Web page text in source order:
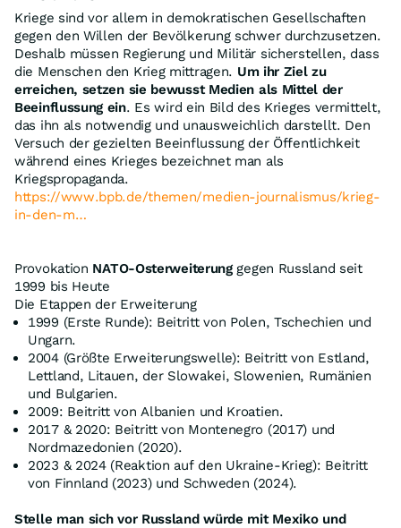
Kriege sind vor allem in demokratischen Gesellschaften
gegen den Willen der Bevölkerung schwer durchzusetzen.
Deshalb müssen Regierung und Militär sicherstellen, dass
die Menschen den Krieg mittragen. Um ihr Ziel zu
erreichen, setzen sie bewusst Medien als Mittel der
Beeinflussung ein. Es wird ein Bild des Krieges vermittelt,
das ihn als notwendig und unausweichlich darstellt. Den
Versuch der gezielten Beeinflussung der Öffentlichkeit
während eines Krieges bezeichnet man als
Kriegspropaganda.
https://www.bpb.de/themen/medien-journalismus/krieg-
in-den-m…
Provokation NATO-Osterweiterunggegen Russland seit
1999 bis Heute
Die Etappen der Erweiterung
1999 (Erste Runde): Beitritt von Polen, Tschechien und
Ungarn.
2004 (Größte Erweiterungswelle): Beitritt von Estland,
Lettland, Litauen, der Slowakei, Slowenien, Rumänien
und Bulgarien.
2009: Beitritt von Albanien und Kroatien.
2017 & 2020: Beitritt von Montenegro (2017) und
Nordmazedonien (2020).
2023 & 2024 (Reaktion auf den Ukraine-Krieg): Beitritt
von Finnland (2023) und Schweden (2024).
Stelle man sich vor Russland würde mit Mexiko und